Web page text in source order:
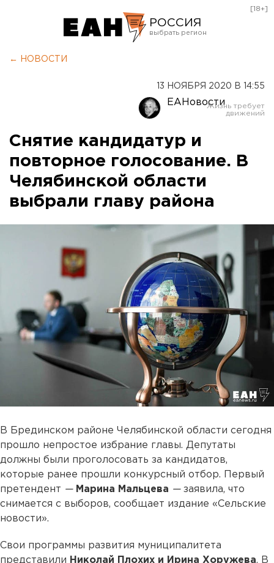
РОССИЯ
Оренбург
[18+]
← НОВОСТИ
13 НОЯБРЯ 2020 В 14:55
ЕАНовости
Снятие кандидатур и
повторное голосование. В
Челябинской области
выбрали главу района
В Брединском районе Челябинской области сегодня
прошло непростое избрание главы. Депутаты
должны были проголосовать за кандидатов,
которые ранее прошли конкурсный отбор. Первый
претендент — Марина Мальцева —заявила, что
снимается с выборов, сообщает издание «Сельские
новости».
Свои программы развития муниципалитета
представили Николай Плохих и Ирина Хоружева. В